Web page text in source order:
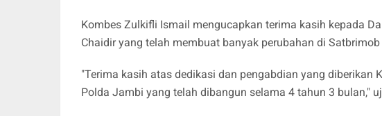
Kombes Zulkifli Ismail mengucapkan terima kasih kepada
Chaidir yang telah membuat banyak perubahan di
"Terima kasih atas dedikasi dan pengabdian yang diberikan
Polda Jambi yang telah dibangun selama 4 tahun 3 bulan,"